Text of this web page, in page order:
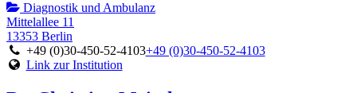
Diagnostik und Ambulanz
Mittelallee 11
13353 Berlin
+49 (0)30-450-52-4103+49 (0)30-450-52-4103
Link zur Institution